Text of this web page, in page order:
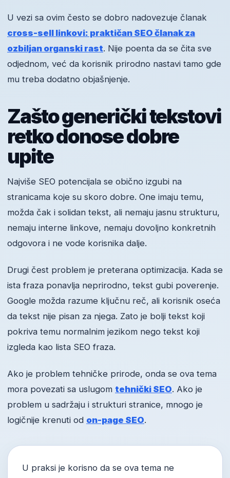
U vezi sa ovim često se dobro nadovezuje članak
cross-sell linkovi: praktičan SEO članak za
ozbiljan organski rast. Nije poenta da se čita sve
odjednom, već da korisnik prirodno nastavi tamo gde
mu treba dodatno objašnjenje.
Zašto generički tekstovi
retko donose dobre
upite
Najviše SEO potencijala se obično izgubi na
stranicama koje su skoro dobre. One imaju temu,
možda čak i solidan tekst, ali nemaju jasnu strukturu,
nemaju interne linkove, nemaju dovoljno konkretnih
odgovora i ne vode korisnika dalje.
Drugi čest problem je preterana optimizacija. Kada se
ista fraza ponavlja neprirodno, tekst gubi poverenje.
Google možda razume ključnu reč, ali korisnik oseća
da tekst nije pisan za njega. Zato je bolji tekst koji
pokriva temu normalnim jezikom nego tekst koji
izgleda kao lista SEO fraza.
Ako je problem tehničke prirode, onda se ova tema
mora povezati sa uslugom tehnički SEO. Ako je
problem u sadržaju i strukturi stranice, mnogo je
logičnije krenuti od on-page SEO.
U praksi je korisno da se ova tema ne